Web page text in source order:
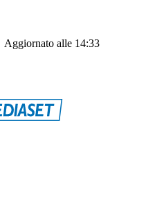
Aggiornato alle 14:33